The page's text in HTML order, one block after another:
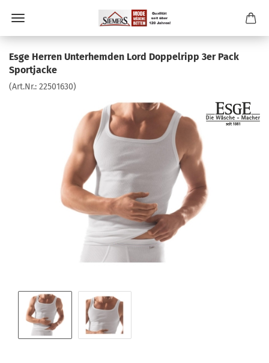
Esge Herren Unterhemden Lord Doppelripp 3er Pack
Sportjacke
(Art.Nr.: 22501630)